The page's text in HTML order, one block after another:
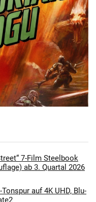
7-Film Steelbook
ab 3. Quartal 2026
auf 4K UHD, Blu-